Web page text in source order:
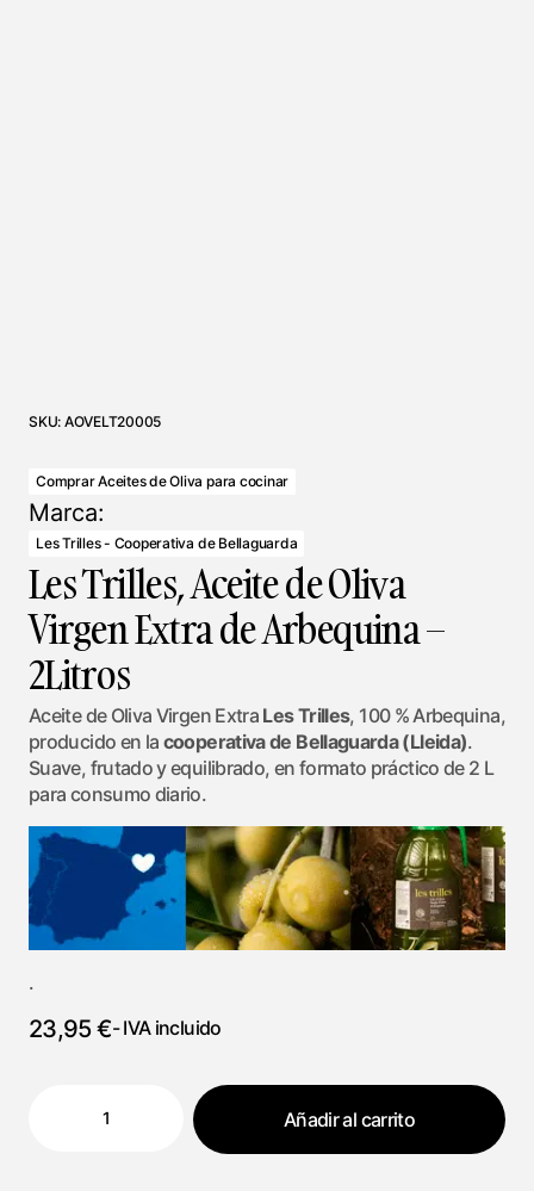
SKU: AOVELT20005
Comprar Aceites de Oliva para cocinar
Marca:
Les Trilles - Cooperativa de Bellaguarda
Les Trilles, Aceite de Oliva
Virgen Extra de Arbequina –
2Litros
Aceite de Oliva Virgen Extra Les Trilles, 100 % Arbequina,
producido en la cooperativa de Bellaguarda (Lleida).
Suave, frutado y equilibrado, en formato práctico de 2 L
para consumo diario.
.
23,95€- IVA incluido
Añadir al carrito